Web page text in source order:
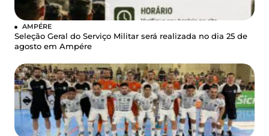
AMPÉRE
Seleção Geral do Serviço Militar será realizada no dia 25 de
agosto em Ampére